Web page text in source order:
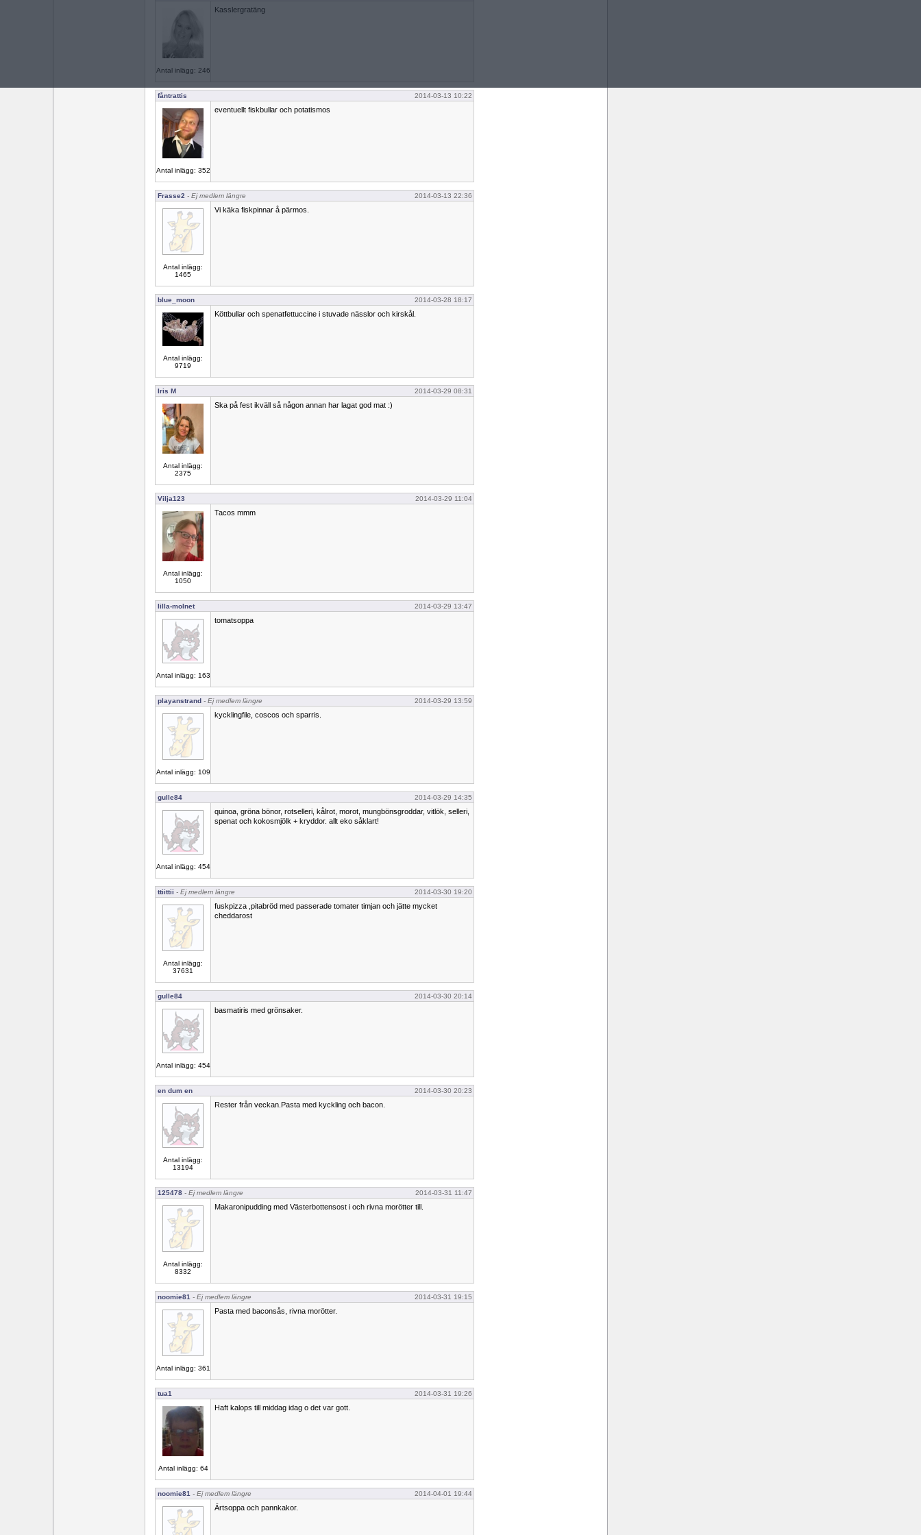
Antal inlägg: 246
Kasslergratäng
fåntrattis 2014-03-13 10:22
Antal inlägg: 352
eventuellt fiskbullar och potatismos
Frasse2 - Ej medlem längre 2014-03-13 22:36
Antal inlägg:
1465
Vi käka fiskpinnar å pärmos.
blue_moon 2014-03-28 18:17
Antal inlägg:
9719
Köttbullar och spenatfettuccine i stuvade nässlor och kirskål.
Iris M 2014-03-29 08:31
Antal inlägg:
2375
Ska på fest ikväll så någon annan har lagat god mat :)
Vilja123 2014-03-29 11:04
Antal inlägg:
1050
Tacos mmm
lilla-molnet 2014-03-29 13:47
Antal inlägg: 163
tomatsoppa
playanstrand - Ej medlem längre 2014-03-29 13:59
Antal inlägg: 109
kycklingfile, coscos och sparris.
gulle84 2014-03-29 14:35
Antal inlägg: 454
quinoa, gröna bönor, rotselleri, kålrot, morot, mungbönsgroddar, vitlök, selleri,
spenat och kokosmjölk + kryddor. allt eko såklart!
ttiittii - Ej medlem längre 2014-03-30 19:20
Antal inlägg:
37631
fuskpizza ,pitabröd med passerade tomater timjan och jätte mycket
cheddarost
gulle84 2014-03-30 20:14
Antal inlägg: 454
basmatiris med grönsaker.
en dum en 2014-03-30 20:23
Antal inlägg:
13194
Rester från veckan.Pasta med kyckling och bacon.
125478 - Ej medlem längre 2014-03-31 11:47
Antal inlägg:
8332
Makaronipudding med Västerbottensost i och rivna morötter till.
noomie81 - Ej medlem längre 2014-03-31 19:15
Antal inlägg: 361
Pasta med baconsås, rivna morötter.
tua1 2014-03-31 19:26
Antal inlägg: 64
Haft kalops till middag idag o det var gott.
noomie81 - Ej medlem längre 2014-04-01 19:44
Ärtsoppa och pannkakor.